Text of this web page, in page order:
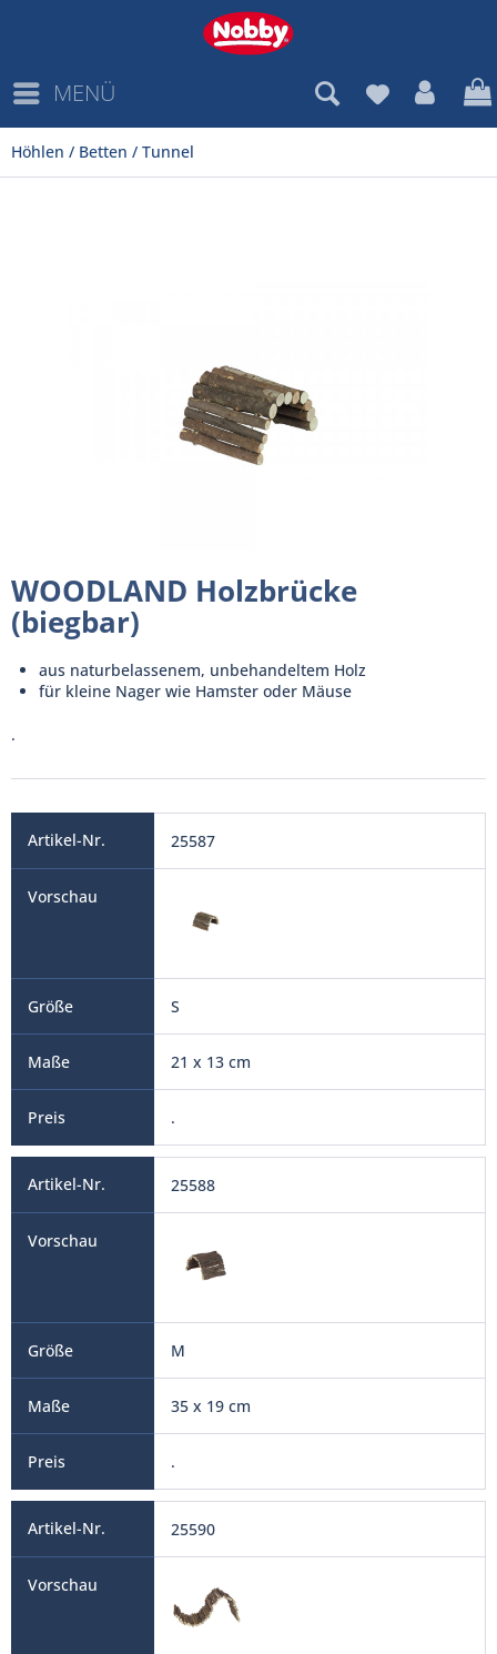
MENÜ
Höhlen / Betten / Tunnel
WOODLAND Holzbrücke
(biegbar)
aus naturbelassenem, unbehandeltem Holz
für kleine Nager wie Hamster oder Mäuse
.
25587
S
21 x 13 cm
.
25588
M
35 x 19 cm
.
25590